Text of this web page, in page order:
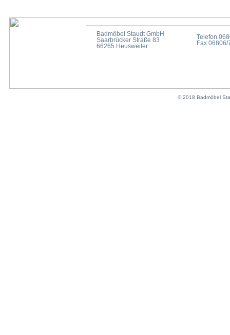
Badmöbel Staudt GmbH
Saarbrücker Straße 83
66265 Heusweiler
Telefon
Fax
© 2018 Badmöbel